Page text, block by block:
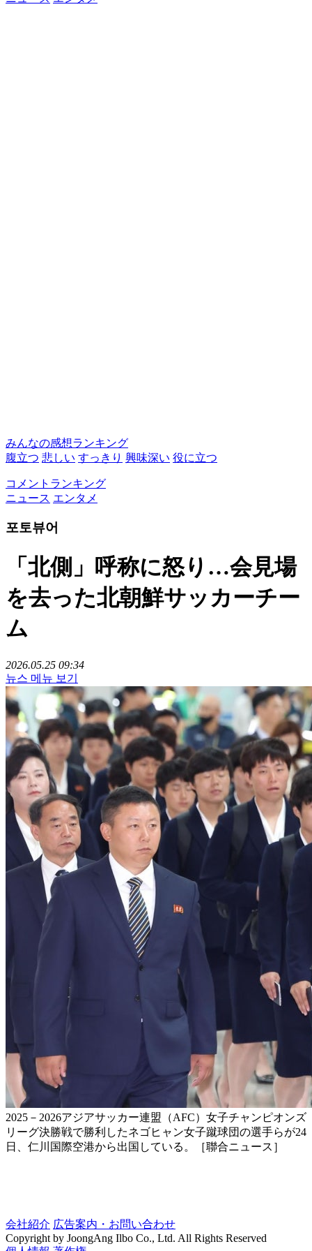
みんなの感想ランキング
腹立つ 悲しい すっきり 興味深い 役に立つ
コメントランキング
ニュース エンタメ
포토뷰어
「北側」呼称に怒り…会見場
を去った北朝鮮サッカーチー
ム
2026.05.25 09:34
뉴스 메뉴 보기
2025－2026アジアサッカー連盟（AFC）女子チャンピオンズ
リーグ決勝戦で勝利したネゴヒャン女子蹴球団の選手らが24
日、仁川国際空港から出国している。［聯合ニュース］
会社紹介 広告案内・お問い合わせ
Copyright by JoongAng Ilbo Co., Ltd. All Rights Reserved